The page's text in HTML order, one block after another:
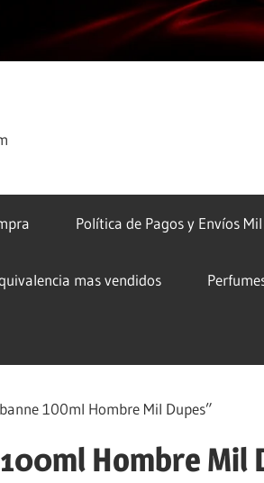
Política de Pagos y Envíos
mas vendidos
100ml Hombre Mil Dupes”
Hombre Mil